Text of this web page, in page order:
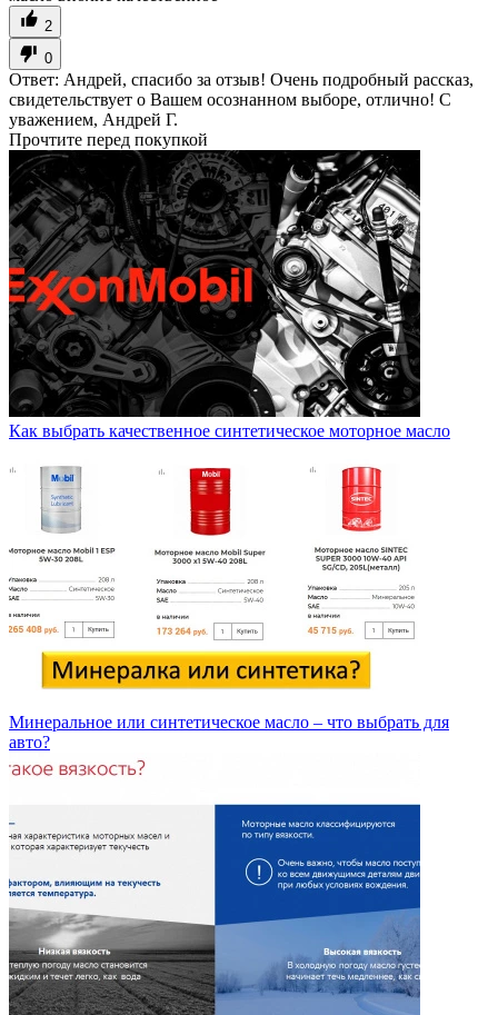
2
0
Ответ: Андрей, спасибо за отзыв! Очень подробный рассказ,
свидетельствует о Вашем осознанном выборе, отлично! С
уважением, Андрей Г.
Прочтите перед покупкой
Как выбрать качественное синтетическое моторное масло
Минеральное или синтетическое масло – что выбрать для
авто?